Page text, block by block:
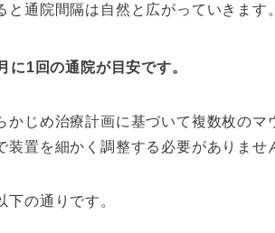
と通院間隔は自然と広がっていきます。
に1回の通院が目安です。
かじめ治療計画に基づいて複数枚のマ
装置を細かく調整する必要がありませ
の通りです。